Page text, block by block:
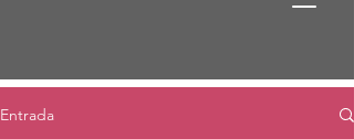
Entrada